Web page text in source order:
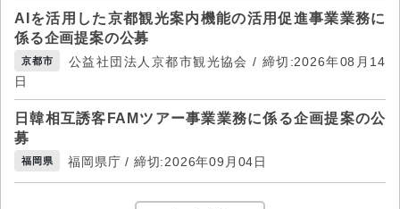
AIを活用した京都観光案内機能の活用促進事業業務に
係る企画提案の公募
京都市
公益社団法人京都市観光協会 / 締切:2026年08月14
日
日韓相互誘客FAMツアー事業業務に係る企画提案の公
募
福岡県 福岡県庁 / 締切:2026年09月04日